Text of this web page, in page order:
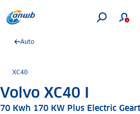
Auto
XC40
Volvo XC40 I
70 Kwh 170 KW Plus Electric